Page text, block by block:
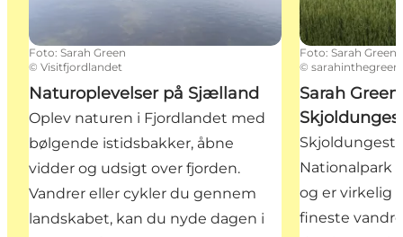
Foto: Sarah Green
© Visitfjordlandet
Naturoplevelser på Sjælland
Oplev naturen i Fjordlandet med
bølgende istidsbakker, åbne
vidder og udsigt over fjorden.
Vandrer eller cykler du gennem
landskabet, kan du nyde dagen i
Foto: Sarah Green
©
Sarah
Nationalpark
og er virkelig
fineste